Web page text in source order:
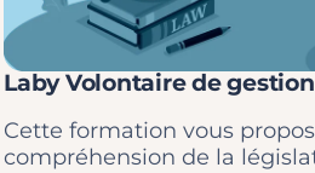
Laby Volontaire de gestion
Cette formation vous
compréhension de la